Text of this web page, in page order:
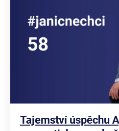
Tajemství úspěchu